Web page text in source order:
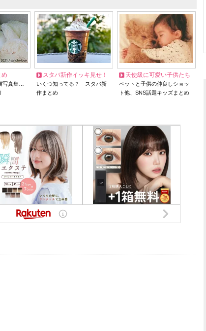
め
写真集…
スタバ新作イッキ見せ！
いくつ知ってる？ スタバ新
作まとめ
天使級に可愛い子供たち
ペットと子供の仲良しショッ
ト他、SNS話題キッズまとめ